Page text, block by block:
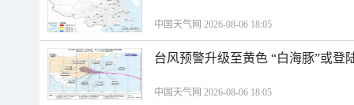
中国天气网 2026-08-06 18:05
台风预警升级至黄色 “白海豚”或登
中国天气网 2026-08-06 18:05